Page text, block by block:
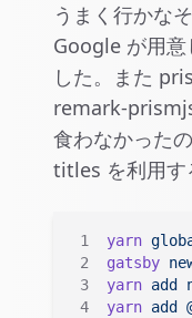
うまく行かな
Google が用意
した。また
remark-
食わなかった
titles を利用す
yarn
gatsby
yarn add
yarn add